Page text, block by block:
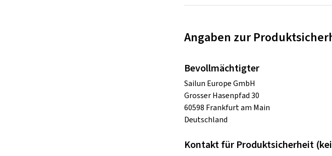
Angaben zur
Bevollmächtigter
Sailun Europe GmbH
Grosser Hasenpfad 30
60598 Frankfurt am Main
Deutschland
Kontakt für Produktsicherheit